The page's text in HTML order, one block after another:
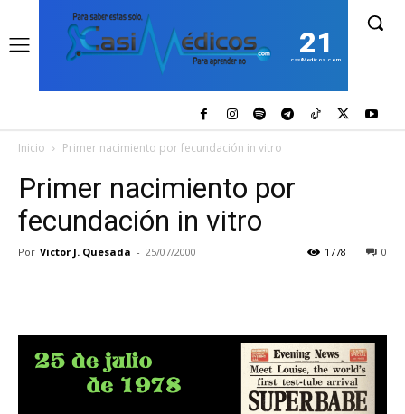
21
casiMedicos.com
Inicio Primer nacimiento por fecundación in vitro
Primer nacimiento por
fecundación in vitro
Por Victor J. Quesada - 25/07/2000 0
1778